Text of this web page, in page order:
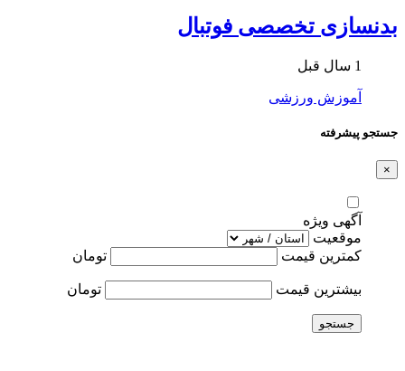
بدنسازی تخصصی فوتبال
1 سال قبل
آموزش ورزشی
جستجو پیشرفته
×
آگهی ویژه
موقعیت
کمترین قیمت
تومان
بیشترین قیمت تومان
جستجو